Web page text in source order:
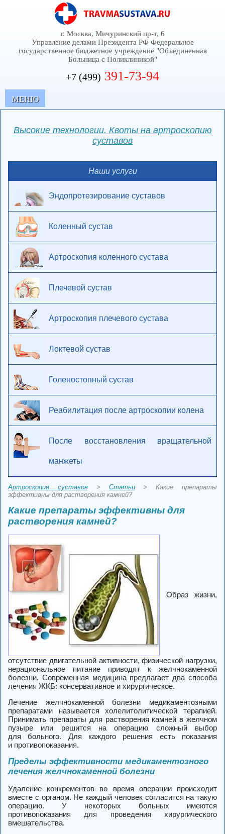
г. Москва, Мичуринский пр-т, 6
Управление делами Президента РФ Федеральное
государственное бюджетное учреждение "Объединенная
Больница с Поликлиникой"
+7 (499) 391-73-94
MЕНЮ
Высокие технологии. Квоты на артроскопию
суставов
Наши услуги
Эндопротезирование суставов
Коленный сустав
Артроскопия коленного сустава
Плечевой сустав
Артроскопия плечевого сустава
Локтевой сустав
Голеностопный сустав
Реабилитация после артроскопии колена
После восстановления вращательной
манжеты
Артроскопия суставов> Статьи> Какие препараты
эффективны для растворения камней?
Какие препараты эффективны для
растворения камней?
Образ жизни,
отсутствие двигательной активности, физической нагрузки,
нерациональное питание приводят к желчнокаменной
болезни. Современная медицина предлагает два способа
лечения ЖКБ: консервативное и хирургическое.
Лечение желчнокаменной болезни медикаментозными
препаратами называется холелитолитической терапией.
Принимать препараты для растворения камней в желчном
пузыре или решится на операцию сложный выбор
для больного. Для каждого решения есть показания
и противопоказания.
Пределы эффективности медикаментозного
лечения желчнокаменной болезни
Удаление конкрементов во время операции происходит
вместе с органом. Не каждый человек согласится на такую
операцию. У некоторых больных имеются
противопоказания для проведения хирургического
вмешательства.